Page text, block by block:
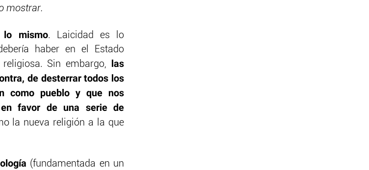
mostrar.
mismo. Laicidad es lo
haber en el Estado
Sin embargo,
las
de desterrar todos los
como pueblo y que nos
en favor de una serie de
la nueva religión a la que
(fundamentada en un